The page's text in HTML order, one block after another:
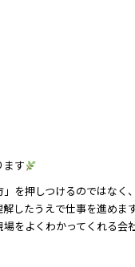
ます
を押しつけるのではなく、
したうえで仕事を進めます
をよくわかってくれる会